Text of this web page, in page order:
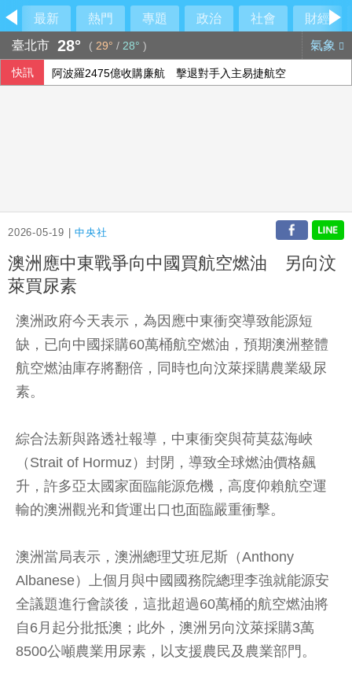
最新 熱門 專題 政治 社會
財經
臺北市 28° ( 29° / 28° ) 氣象
快訊 阿波羅2475億收購廉航 擊退對手入主易捷航空
2026-05-19 |中央社
澳洲應中東戰爭向中國買航空燃油 另向汶
萊買尿素
澳洲政府今天表示，為因應中東衝突導致能源短
缺，已向中國採購60萬桶航空燃油，預期澳洲整體
航空燃油庫存將翻倍，同時也向汶萊採購農業級尿
素。
綜合法新與路透社報導，中東衝突與荷莫茲海峽
（Strait of Hormuz）封閉，導致全球燃油價格飆
升，許多亞太國家面臨能源危機，高度仰賴航空運
輸的澳洲觀光和貨運出口也面臨嚴重衝擊。
澳洲當局表示，澳洲總理艾班尼斯（Anthony
Albanese）上個月與中國國務院總理李強就能源安
全議題進行會談後，這批超過60萬桶的航空燃油將
自6月起分批抵澳；此外，澳洲另向汶萊採購3萬
8500公噸農業用尿素，以支援農民及農業部門。